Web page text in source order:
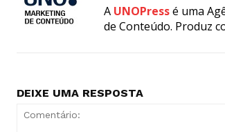
A UNOPressé uma
de Conteúdo. Produz
DEIXE UMA RESPOSTA